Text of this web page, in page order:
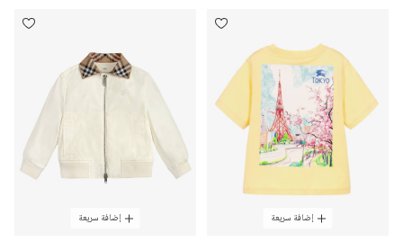
إضافة سريعة إضافة سريعة